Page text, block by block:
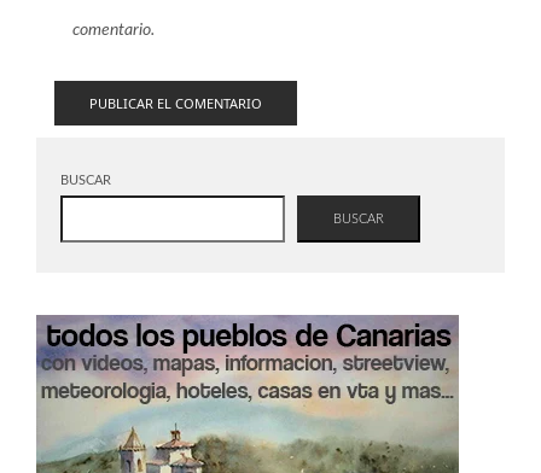
comentario.
BUSCAR
BUSCAR